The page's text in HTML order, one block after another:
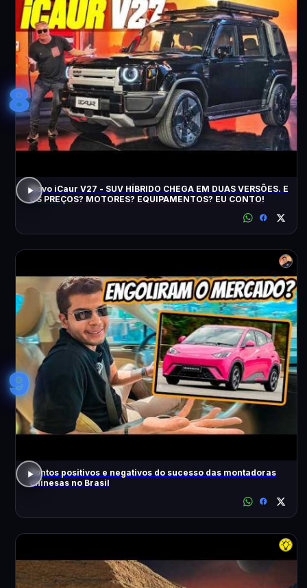
8
Novo iCaur V27 - SUV HÍBRIDO CHEGA EM DUAS VERSÕES. E
OS PREÇOS? MOTORES? EQUIPAMENTOS? EU CONTO!
9
Pontos positivos e negativos do sucesso das montadoras
chinesas no Brasil